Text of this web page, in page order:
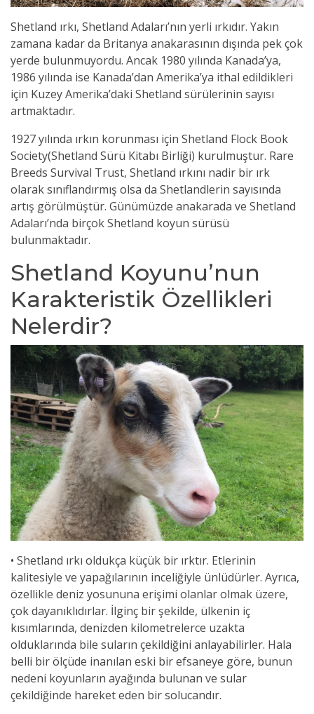
Shetland ırkı, Shetland Adaları’nın yerli ırkıdır. Yakın
zamana kadar da Britanya anakarasının dışında pek çok
yerde bulunmuyordu. Ancak 1980 yılında Kanada’ya,
1986 yılında ise Kanada’dan Amerika’ya ithal edildikleri
için Kuzey Amerika’daki Shetland sürülerinin sayısı
artmaktadır.
1927 yılında ırkın korunması için Shetland Flock Book
Society(Shetland Sürü Kitabı Birliği) kurulmuştur. Rare
Breeds Survival Trust, Shetland ırkını nadir bir ırk
olarak sınıflandırmış olsa da Shetlandlerin sayısında
artış görülmüştür. Günümüzde anakarada ve Shetland
Adaları’nda birçok Shetland koyun sürüsü
bulunmaktadır.
Shetland Koyunu’nun
Karakteristik Özellikleri
Nelerdir?
• Shetland ırkı oldukça küçük bir ırktır. Etlerinin
kalitesiyle ve yapağılarının inceliğiyle ünlüdürler. Ayrıca,
özellikle deniz yosununa erişimi olanlar olmak üzere,
çok dayanıklıdırlar. İlginç bir şekilde, ülkenin iç
kısımlarında, denizden kilometrelerce uzakta
olduklarında bile suların çekildiğini anlayabilirler. Hala
belli bir ölçüde inanılan eski bir efsaneye göre, bunun
nedeni koyunların ayağında bulunan ve sular
çekildiğinde hareket eden bir solucandır.